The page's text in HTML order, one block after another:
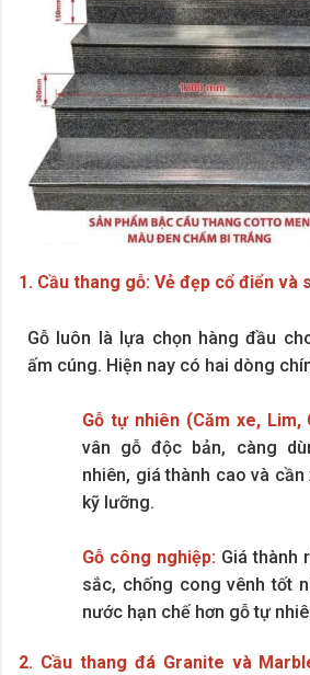
1. Cầu thang gỗ: Vẻ đẹp cổ điển và
Gỗ luôn là lựa chọn hàng đầu
ấm cúng. Hiện nay có hai dòng
Gỗ tự nhiên (Căm xe, Lim,
vân gỗ độc bản, càng
nhiên, giá thành cao và
kỹ lưỡng.
Gỗ công nghiệp: Giá thành
sắc, chống cong vênh tốt
nước hạn chế hơn gỗ tự
2. Cầu thang đá Granite và